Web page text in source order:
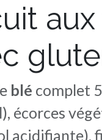
blé complet
écorces
acidifiante),